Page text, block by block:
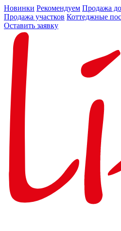
Новинки Рекомендуем Продажа
Продажа участков Коттеджные
Оставить заявку